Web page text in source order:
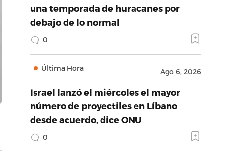
una temporada de huracanes por
debajo de lo normal
0
Última Hora Ago 6, 2026
Israel lanzó el miércoles el mayor
número de proyectiles en Líbano
desde acuerdo, dice ONU
0